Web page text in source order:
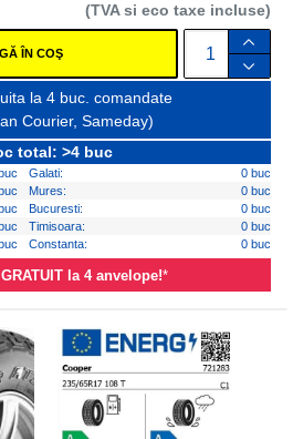
(TVA si eco taxe incluse)
ÎN COŞ
la 4 buc. comandate
Courier, Sameday)
total: >4 buc
Galati:
0 buc
Mures:
0 buc
Bucuresti:
0 buc
Timisoara:
0 buc
Constanta: 0 buc
GRATUIT la 4 anvelope!*